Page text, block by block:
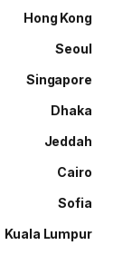
Hong Kong
Seoul
Singapore
Dhaka
Jeddah
Cairo
Sofia
Kuala Lumpur